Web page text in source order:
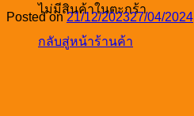
ไม่มีสินค้าในตะกร้า
กลับสู่หน้าร้านค้า
Posted on21/12/202327/04/2024